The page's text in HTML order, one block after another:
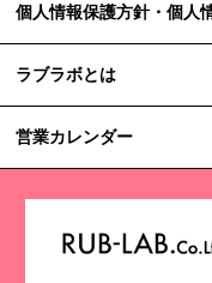
個人情報保護方針・個人
ラブラボとは
営業カレンダー